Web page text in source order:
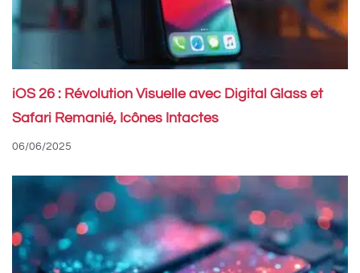
iOS 26 : Révolution Visuelle avec Digital Glass et
Safari Remanié, Icônes Intactes
06/06/2025